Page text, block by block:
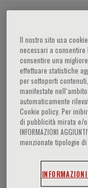
Giuseppe
Il Prof. Cirino è
su giornali
Medicine, Proc
Journal of
Medicine,
Il nostro sito usa
necessari a
consentire una
effettuare statistiche
per sottoporti
manifestate
automaticamente
Cookie policy. Per
di pubblicità mirata e/
INFORMAZIONI
menzionate tipologie di